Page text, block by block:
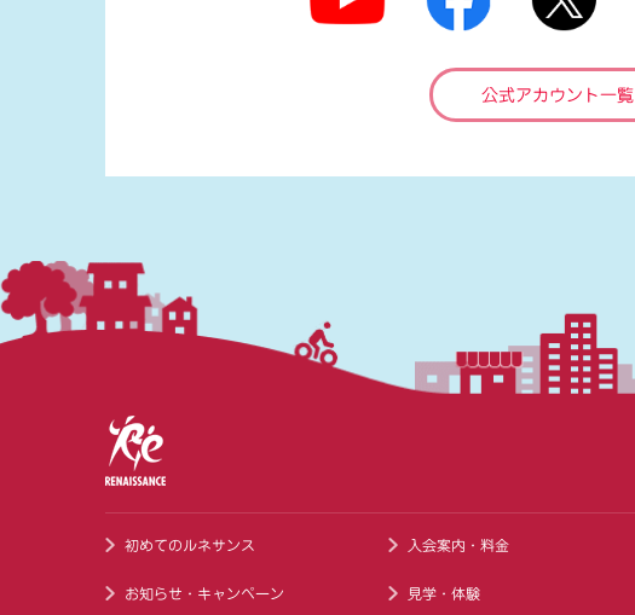
公式アカウント一覧
初めてのルネサンス
お知らせ・キャンペーン
入会案内・料金
見学・体験